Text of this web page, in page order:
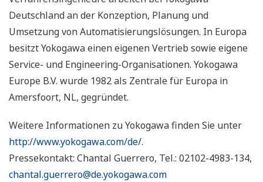
Deutschland an der Konzeption, Planung und
Umsetzung von Automatisierungslösungen. In Europa
besitzt Yokogawa einen eigenen Vertrieb sowie eigene
Service- und Engineering-Organisationen. Yokogawa
Europe B.V. wurde 1982 als Zentrale für Europa in
Amersfoort, NL, gegründet.
Weitere Informationen zu Yokogawa finden Sie unter
http://www.yokogawa.com/de/.
Pressekontakt: Chantal Guerrero, Tel.: 02102-4983-134,
chantal.guerrero@de.yokogawa.com